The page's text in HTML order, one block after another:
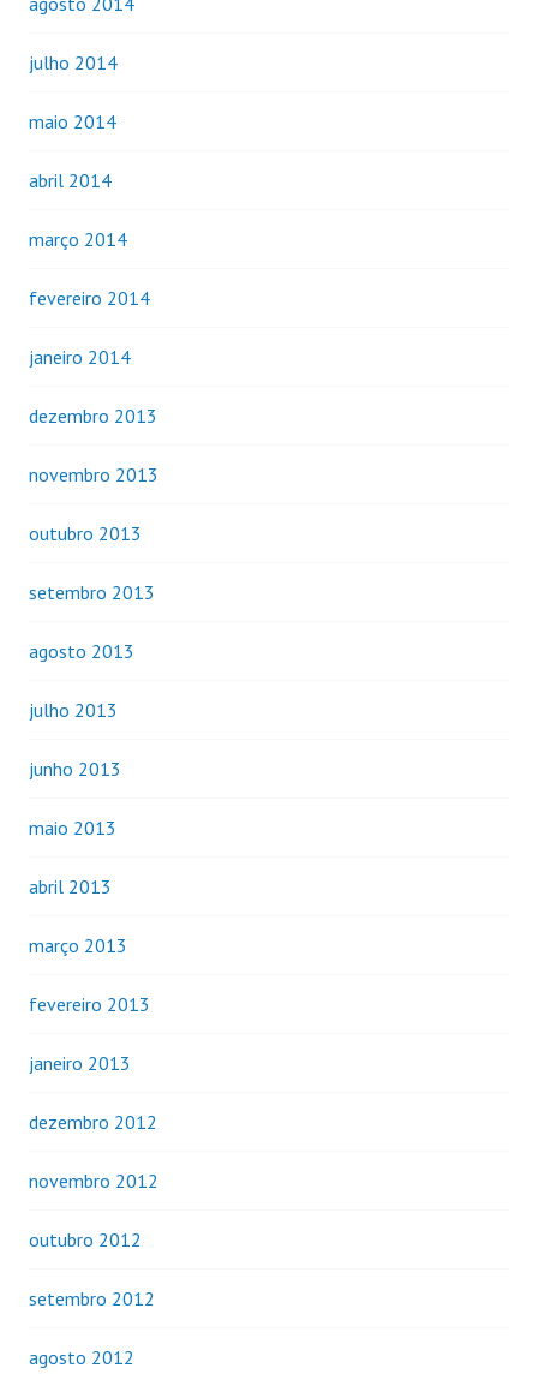
julho 2014
maio 2014
abril 2014
março 2014
fevereiro 2014
janeiro 2014
dezembro 2013
novembro 2013
outubro 2013
setembro 2013
agosto 2013
julho 2013
junho 2013
maio 2013
abril 2013
março 2013
fevereiro 2013
janeiro 2013
dezembro 2012
novembro 2012
outubro 2012
setembro 2012
agosto 2012